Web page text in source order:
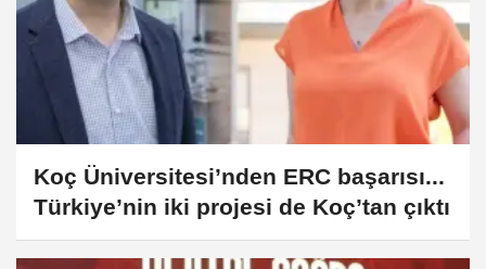
Koç Üniversitesi’nden ERC başarısı...
Türkiye’nin iki projesi de Koç’tan çıktı